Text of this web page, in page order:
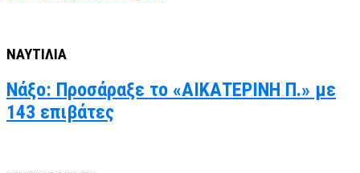
ΝΑΥΤΙΛΙΑ
Νάξο: Προσάραξε το «ΑΙΚΑΤΕΡΙΝΗ Π.» με
143 επιβάτες